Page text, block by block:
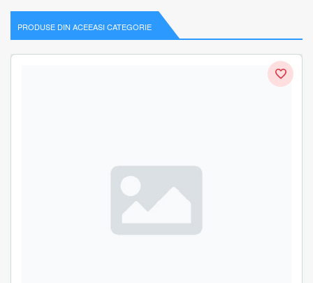
PRODUSE DIN ACEEASI CATEGORIE